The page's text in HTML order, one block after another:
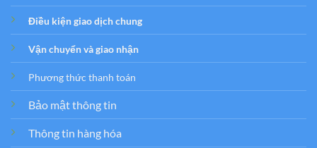
Điều kiện giao dịch chung
Vận chuyển và giao nhận
Phương thức thanh toán
Bảo mật thông tin
Thông tin hàng hóa